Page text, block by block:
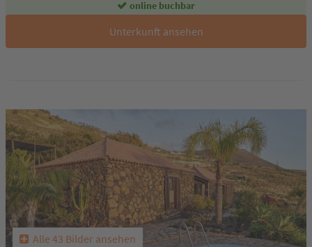
online buchbar
Unterkunft ansehen
Alle 43 Bilder ansehen